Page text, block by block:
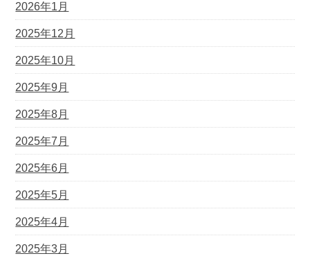
2026年1月
2025年12月
2025年10月
2025年9月
2025年8月
2025年7月
2025年6月
2025年5月
2025年4月
2025年3月